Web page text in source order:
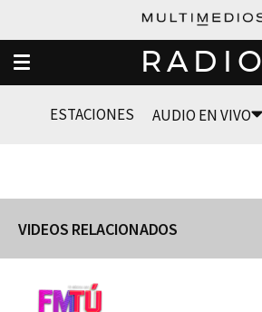
RADIO
ESTACIONES AUDIO EN VIVO
VIDEOS RELACIONADOS